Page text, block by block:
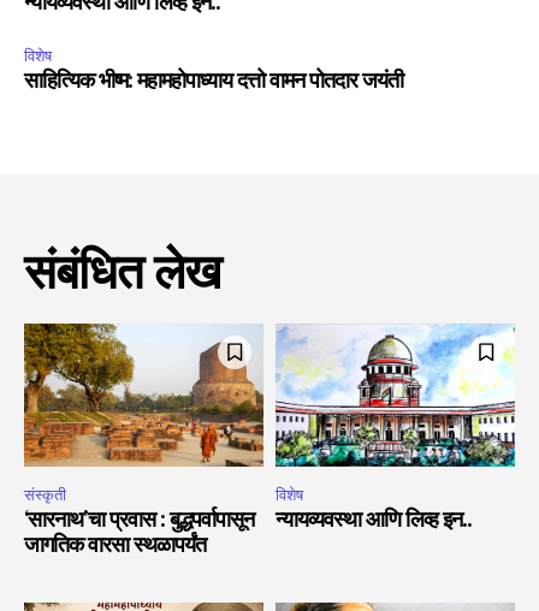
विशेष
साहित्यिक भीष्म: महामहोपाध्याय दत्तो वामन पोतदार जयंती
संबंधित लेख
संस्कृती
‘सारनाथ’चा प्रवास : बुद्धपर्वापासून
जागतिक वारसा स्थळापर्यंत
विशेष
न्यायव्यवस्था आणि लिव्ह इन..